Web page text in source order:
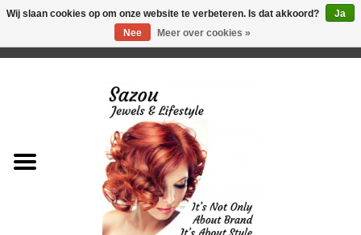
Just for Him
Wij slaan cookies op om onze website te verbeteren. Is dat akkoord?
Ja
Nee
Meer over cookies »